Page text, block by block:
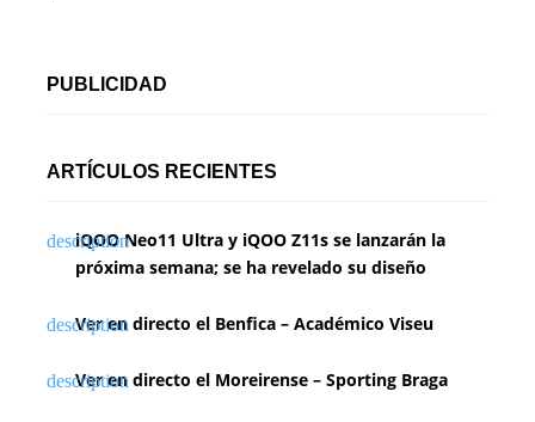
PUBLICIDAD
ARTÍCULOS RECIENTES
iQOO Neo11 Ultra y iQOO Z11s se lanzarán la
próxima semana; se ha revelado su diseño
Ver en directo el Benfica – Académico Viseu
Ver en directo el Moreirense – Sporting Braga